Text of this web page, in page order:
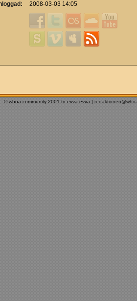
2008-03-03 14:05
© whoa community 2001-fo evva evva |